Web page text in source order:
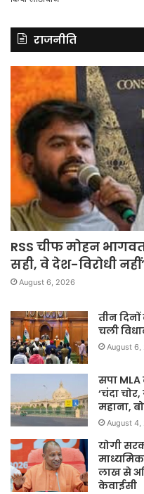
राजनीति
RSS चीफ मोहन
सही, वे देश-विरोधी
August 6, 2026
तीन
चली
August 6,
सपा
‘चंदा
महाना,
August 4,
योगी
माध्यमिक
लाख से
केवाईसी